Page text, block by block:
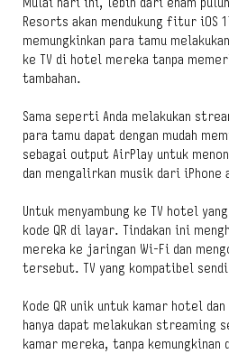
Resorts akan mendukung fitur iOS
memungkinkan para tamu
ke TV di hotel mereka tanpa
tambahan.
Sama seperti Anda melakukan
para tamu dapat dengan mudah
sebagai output AirPlay untuk
dan mengalirkan musik dari iPhone
Untuk menyambung ke TV hotel
kode QR di layar. Tindakan ini
mereka ke jaringan Wi-Fi dan
tersebut. TV yang kompatibel
Kode QR unik untuk kamar hotel
hanya dapat melakukan streaming
kamar mereka, tanpa